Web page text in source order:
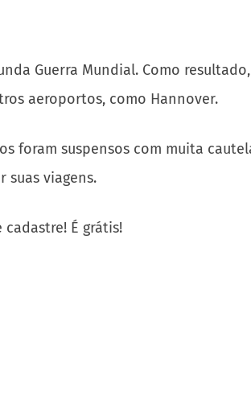
Guerra Mundial. Como
aeroportos, como Hannover.
suspensos com muita
suas viagens.
cadastre! É grátis!